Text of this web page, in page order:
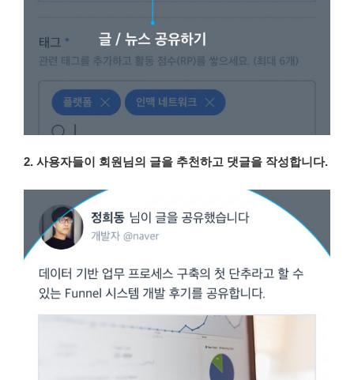
2. 사용자들이 회원님의 글을 추천하고 댓글을 작성합니다.